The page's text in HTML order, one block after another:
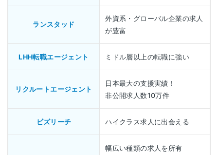
ランスタッド
外資系・グローバル企業の求人
が豊富
LHH転職エージェント ミドル層以上の転職に強い
リクルートエージェント
日本最大の支援実績！
非公開求人数10万件
ビズリーチ ハイクラス求人に出会える
幅広い種類の求人を所有